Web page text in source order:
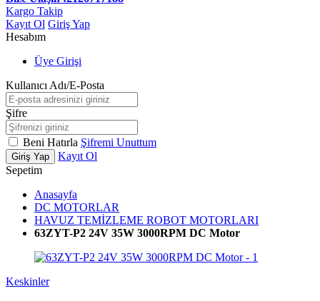
Kargo Takip
Kayıt Ol Giriş Yap
Hesabım
Üye Girişi
Kullanıcı Adı/E-Posta
Şifre
Beni Hatırla Şifremi Unuttum
Giriş Yap
Kayıt Ol
Sepetim
Anasayfa
DC MOTORLAR
HAVUZ TEMİZLEME ROBOT MOTORLARI
63ZYT-P2 24V 35W 3000RPM DC Motor
Keskinler